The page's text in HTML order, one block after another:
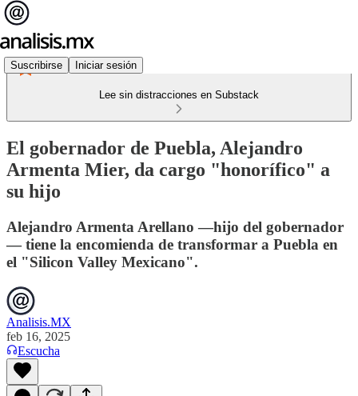
Suscribirse Iniciar sesión
Lee sin distracciones en Substack
El gobernador de Puebla, Alejandro
Armenta Mier, da cargo "honorífico" a
su hijo
Alejandro Armenta Arellano —hijo del gobernador
— tiene la encomienda de transformar a Puebla en
el "Silicon Valley Mexicano".
Analisis.MX
feb 16, 2025
Escucha